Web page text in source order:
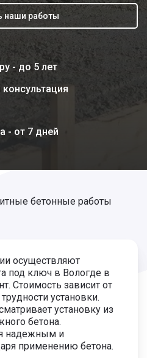
наши работы
- до 5 лет
- от 7 дней
бетонные работы
осуществляют
под ключ в Вологде в
Стоимость зависит от
установки.
установку из
бетона.
надежным и
применению бетона.